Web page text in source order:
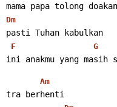
mama papa tolong doakan
Dm
pasti Tuhan kabulkan
F G
ini anakmu yang masih
Am
tra berhenti